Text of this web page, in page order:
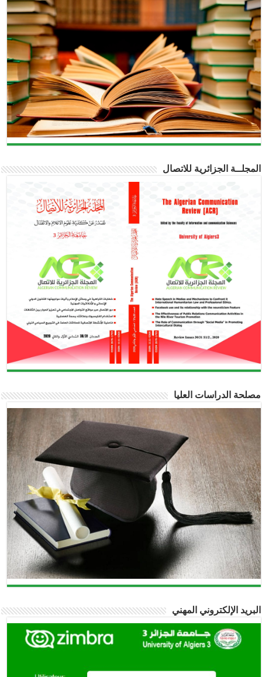
المجلــة الجزائرية للاتصال
مصلحة الدراسات العليا
البريد الإلكتروني المهني